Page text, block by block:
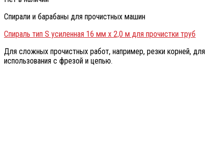
Спирали и барабаны для прочистных машин
Спираль тип S усиленная 16 мм х 2,0 м для прочистки труб
Для сложных прочистных работ, например, резки корней, для
использования с фрезой и цепью.